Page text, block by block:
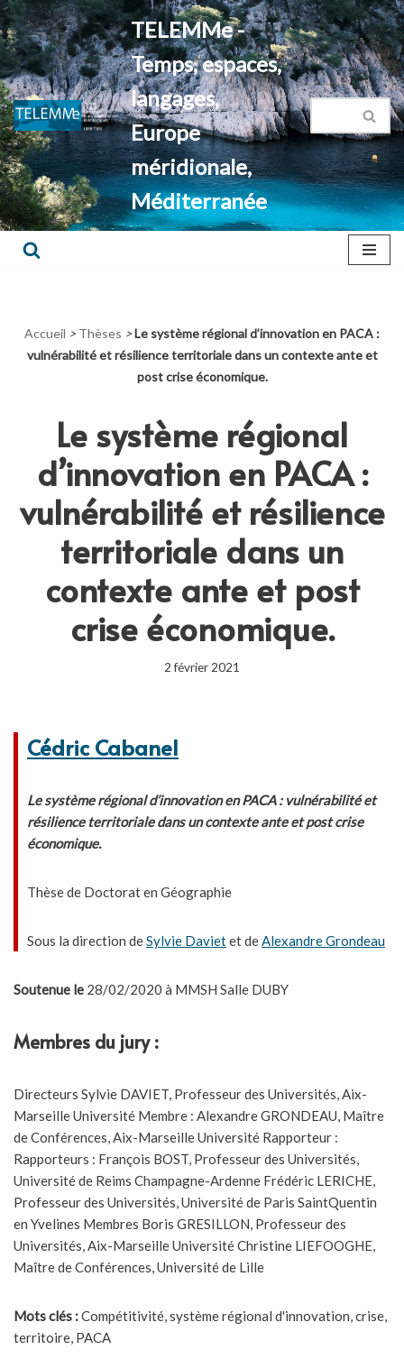
Aller
au
contenu
TELEMMe -
Temps, espaces,
langages,
Europe
méridionale,
Méditerranée
Accueil > Thèses >Le système régional d’innovation en PACA :
vulnérabilité et résilience territoriale dans un contexte ante et
post crise économique.
Le système régional
d’innovation en PACA :
vulnérabilité et résilience
territoriale dans un
contexte ante et post
crise économique.
2 février 2021
Cédric Cabanel
Le système régional d’innovation en PACA : vulnérabilité et
résilience territoriale dans un contexte ante et post crise
économique.
Thèse de Doctorat en Géographie
Sous la direction deSylvie Davietet deAlexandre Grondeau
Soutenue le 28/02/2020 à MMSH Salle DUBY
Membres du jury :
Directeurs Sylvie DAVIET, Professeur des Universités, Aix-
Marseille Université Membre : Alexandre GRONDEAU, Maître
de Conférences, Aix-Marseille Université Rapporteur :
Rapporteurs : François BOST, Professeur des Universités,
Université de Reims Champagne-Ardenne Frédéric LERICHE,
Professeur des Universités, Université de Paris SaintQuentin
en Yvelines Membres Boris GRESILLON, Professeur des
Universités, Aix-Marseille Université Christine LIEFOOGHE,
Maître de Conférences, Université de Lille
Mots clés :Compétitivité, système régional d'innovation, crise,
territoire, PACA